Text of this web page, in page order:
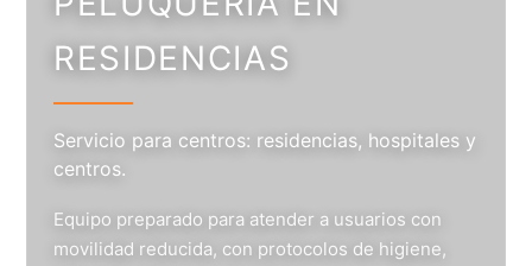
RESIDENCIAS
Servicio para centros: residencias, hospitales y
centros.
Equipo preparado para atender a usuarios con
movilidad reducida, con protocolos de higiene,